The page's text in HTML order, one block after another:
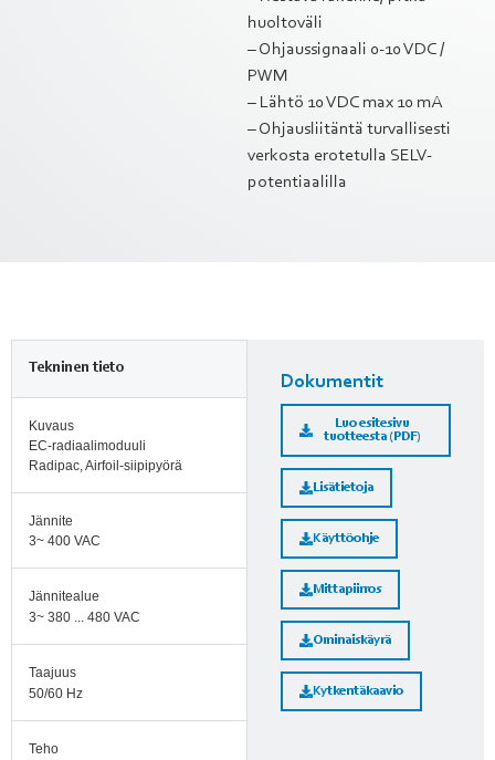
huoltoväli
– Ohjaussignaali 0-10 VDC /
PWM
– Lähtö 10 VDC max 10 mA
– Ohjausliitäntä turvallisesti
verkosta erotetulla SELV-
potentiaalilla
Tekninen tieto
Kuvaus
EC-radiaalimoduuli
Radipac, Airfoil-siipipyörä
Jännite
3~ 400 VAC
Jännitealue
3~ 380 ... 480 VAC
Taajuus
50/60 Hz
Teho
Dokumentit
Luo esitesivu
tuotteesta (PDF)
Lisätietoja
Käyttöohje
Mittapiirros
Ominaiskäyrä
Kytkentäkaavio